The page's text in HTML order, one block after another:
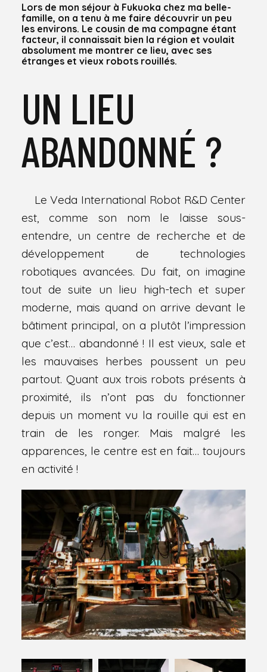
Lors de mon séjour à Fukuoka chez ma belle-
famille, on a tenu à me faire découvrir un peu
les environs. Le cousin de ma compagne étant
facteur, il connaissait bien la région et voulait
absolument me montrer ce lieu, avec ses
étranges et vieux robots rouillés.
UN LIEU
ABANDONNÉ ?
Le Veda International Robot R&D Center
est, comme son nom le laisse sous-
entendre, un centre de recherche et de
développement de technologies
robotiques avancées. Du fait, on imagine
tout de suite un lieu high-tech et super
moderne, mais quand on arrive devant le
bâtiment principal, on a plutôt l’impression
que c’est… abandonné ! Il est vieux, sale et
les mauvaises herbes poussent un peu
partout. Quant aux trois robots présents à
proximité, ils n’ont pas du fonctionner
depuis un moment vu la rouille qui est en
train de les ronger. Mais malgré les
apparences, le centre est en fait… toujours
en activité !